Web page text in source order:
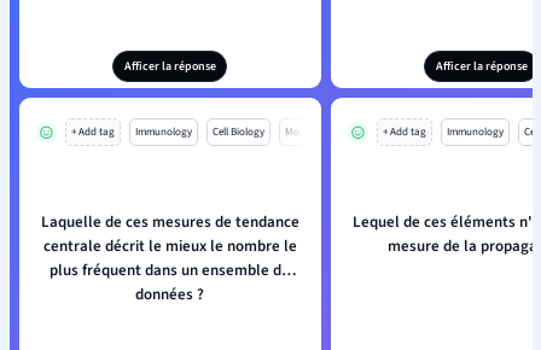
Afficer la réponse Afficer la réponse
+ Add tag Immunology Cell Biology Mo
Laquelle de ces mesures de tendance
centrale décrit le mieux le nombre le
plus fréquent dans un ensemble de
données ?
+ Add tag Immunology
Lequel de ces éléments
mesure de la